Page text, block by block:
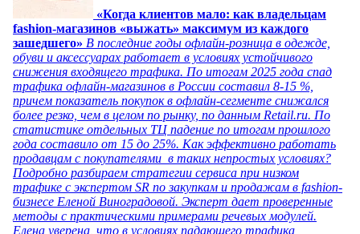
«Когда клиентов мало: как владельцам
fashion-магазинов «выжать» максимум из каждого
зашедшего» В последние годы офлайн-розница в одежде,
обуви и аксессуарах работает в условиях устойчивого
снижения входящего трафика. По итогам 2025 года спад
трафика офлайн-магазинов в России составил 8-15 %,
причем показатель покупок в офлайн-сегменте снижался
более резко, чем в целом по рынку, по данным Retail.ru. По
статистике отдельных ТЦ падение по итогам прошлого
года составило от 15 до 25%. Как эффективно работать
продавцам с покупателями в таких непростых условиях?
Подробно разбираем стратегии сервиса при низком
трафике с экспертом SR по закупкам и продажам в fashion-
бизнесе Еленой Виноградовой. Эксперт дает проверенные
методы с практическими примерами речевых модулей.
Елена уверена, что в условиях падающего трафика